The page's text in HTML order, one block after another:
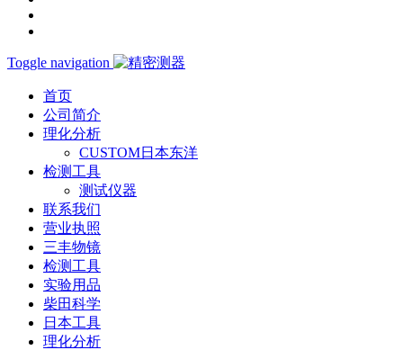
Toggle navigation
首页
公司简介
理化分析
CUSTOM日本东洋
检测工具
测试仪器
联系我们
营业执照
三丰物镜
检测工具
实验用品
柴田科学
日本工具
理化分析